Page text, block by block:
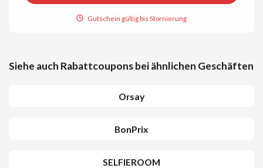
Gutschein gültig bis Stornierung
Siehe auch Rabattcoupons bei ähnlichen Geschäften
Orsay
BonPrix
SELFIEROOM